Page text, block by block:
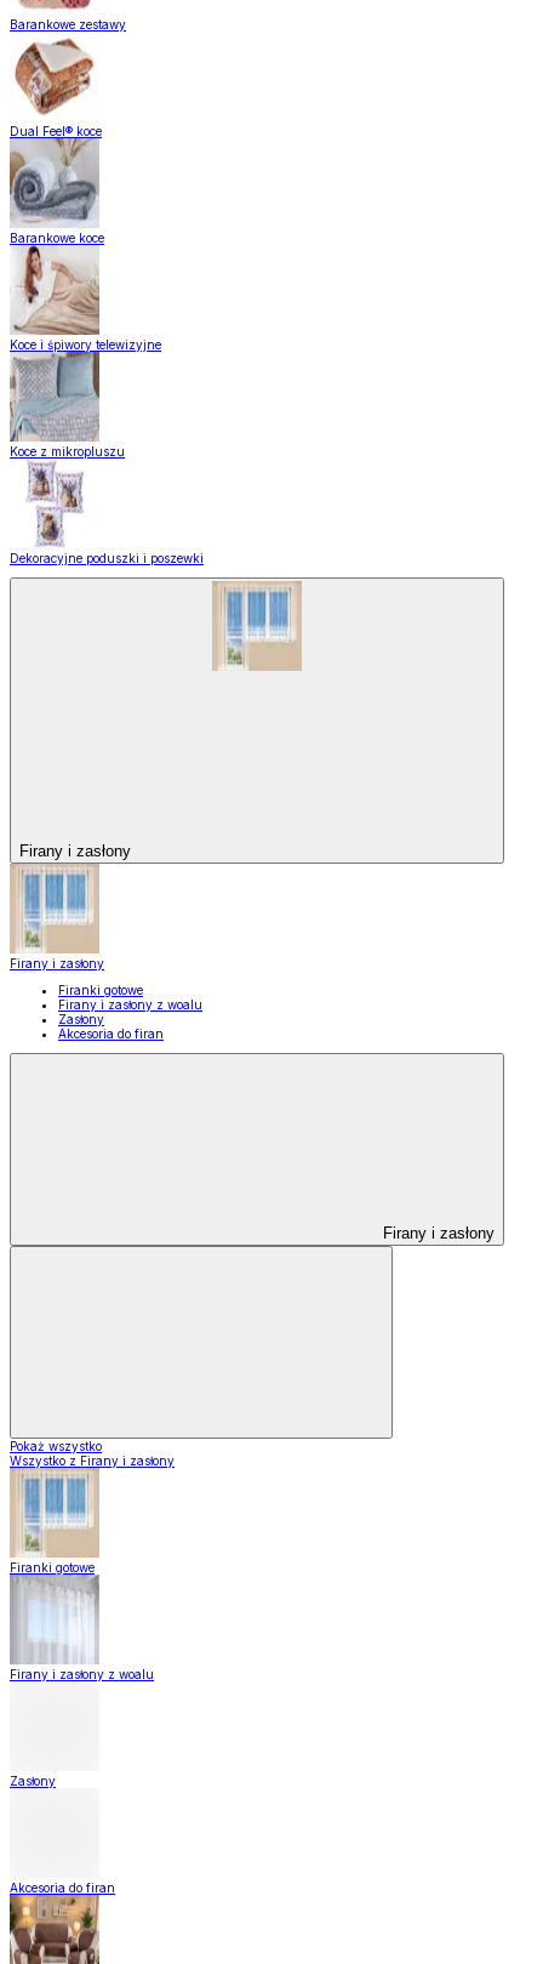
Barankowe zestawy
Dual Feel® koce
Barankowe koce
Koce i śpiwory telewizyjne
Koce z mikropluszu
Dekoracyjne poduszki i poszewki
Firany i zasłony
Firany i zasłony
Firanki gotowe
Firany i zasłony z woalu
Zasłony
Akcesoria do firan
Firany i zasłony
Pokaż wszystko
Wszystko z Firany i zasłony
Firanki gotowe
Firany i zasłony z woalu
Zasłony
Akcesoria do firan